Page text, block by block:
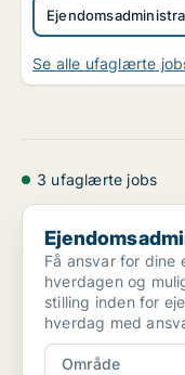
Se alle ufaglærte
3 ufaglærte jobs
Få ansvar for dine
hverdagen og
stilling inden for
hverdag med
Område